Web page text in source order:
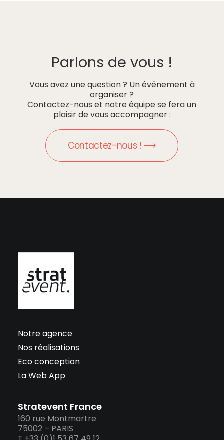
Parlons de vous !
Vous avez une question ? Un événement à
organiser ?
Contactez-nous et notre équipe se fera un
plaisir de vous accompagner :
Contactez-nous ! ⟶
Notre agence
Nos réalisations
Eco conception
La Web App
Stratevent France
160 rue Montmartre
75002 – PARIS